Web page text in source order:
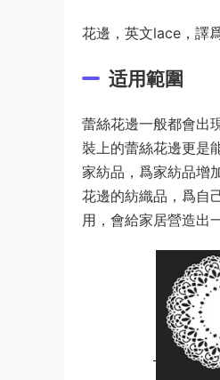
花邊，英文lace，譯
适用範圍
蕾絲花邊一般都會出
裝上的蕾絲花邊更是
家紡品，爲家紡品增
花邊的紡織品，爲自
用，會給家居營造出